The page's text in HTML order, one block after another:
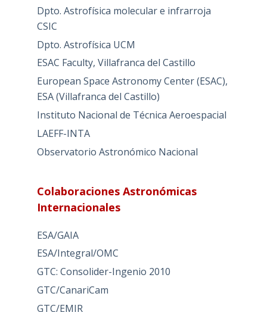
Dpto. Astrofísica molecular e infrarroja
CSIC
Dpto. Astrofísica UCM
ESAC Faculty, Villafranca del Castillo
European Space Astronomy Center (ESAC),
ESA (Villafranca del Castillo)
Instituto Nacional de Técnica Aeroespacial
LAEFF-INTA
Observatorio Astronómico Nacional
Colaboraciones Astronómicas
Internacionales
ESA/GAIA
ESA/Integral/OMC
GTC: Consolider-Ingenio 2010
GTC/CanariCam
GTC/EMIR